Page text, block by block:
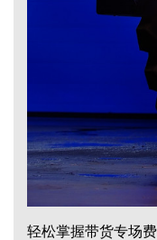
轻松掌握带货专场